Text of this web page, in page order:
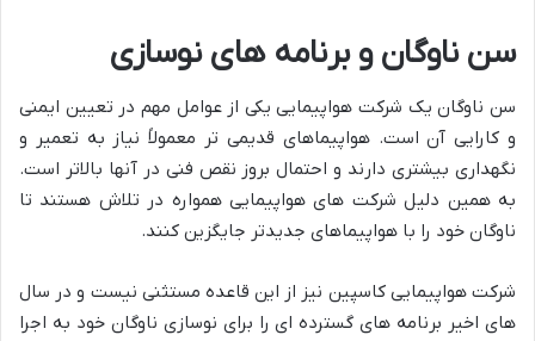
سن ناوگان و برنامه های نوسازی
سن ناوگان یک شرکت هواپیمایی یکی از عوامل مهم در تعیین ایمنی
و کارایی آن است. هواپیماهای قدیمی تر معمولاً نیاز به تعمیر و
نگهداری بیشتری دارند و احتمال بروز نقص فنی در آنها بالاتر است.
به همین دلیل شرکت های هواپیمایی همواره در تلاش هستند تا
ناوگان خود را با هواپیماهای جدیدتر جایگزین کنند.
شرکت هواپیمایی کاسپین نیز از این قاعده مستثنی نیست و در سال
های اخیر برنامه های گسترده ای را برای نوسازی ناوگان خود به اجرا